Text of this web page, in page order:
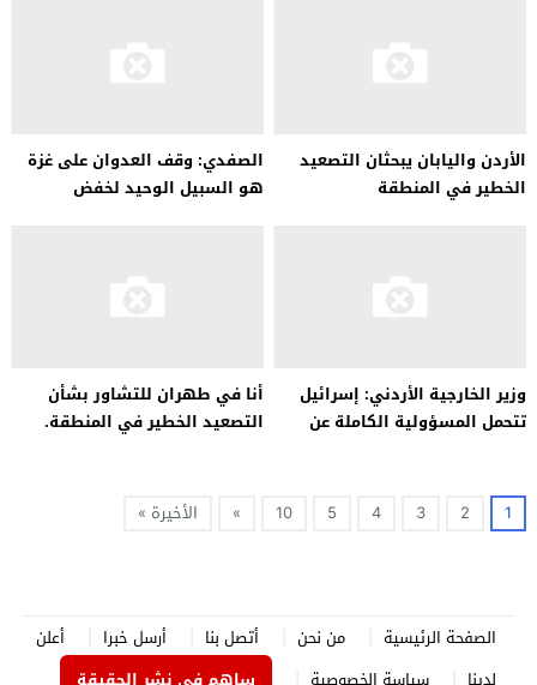
الأردن واليابان يبحثان التصعيد
الخطير في المنطقة
الصفدي: وقف العدوان على غزة
هو السبيل الوحيد لخفض
وزير الخارجية الأردني: إسرائيل
تتحمل المسؤولية الكاملة عن
أنا في طهران للتشاور بشأن
التصعيد الخطير في المنطقة.
1
2
3
4
5
10
» الأخيرة »
الصفحة الرئيسية من نحن أتصل بنا أرسل خبرا
أعلن